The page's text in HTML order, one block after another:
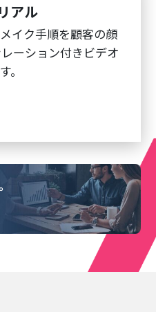
アル
イク手順を顧客の顔
ーション付きビデオ
。